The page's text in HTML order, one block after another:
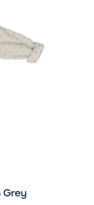
Grey